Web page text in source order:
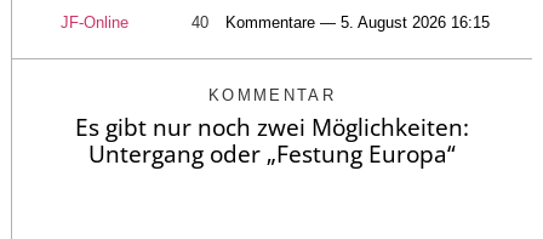
JF-Online 40 Kommentare — 5. August 2026 16:15
KOMMENTAR
Es gibt nur noch zwei Möglichkeiten:
Untergang oder „Festung Europa“